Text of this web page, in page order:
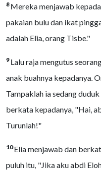
8 Mereka menjawab
pakaian bulu dan ikat
adalah Elia, orang Tisbe."
9 Lalu raja mengutus
anak buahnya kepadanya.
Tampaklah ia sedang
berkata kepadanya, "Hai,
Turunlah!"
10Elia menjawab dan
puluh itu, "Jika aku abdi